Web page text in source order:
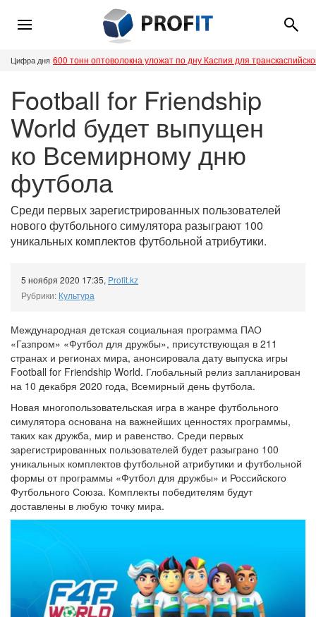
Цифра дня 600 тонн оптоволокна уложат по дну Каспия для
Football for Friendship
World будет выпущен
ко Всемирному дню
футбола
Среди первых зарегистрированных пользователей
нового футбольного симулятора разыграют 100
уникальных комплектов футбольной атрибутики.
5 ноября 2020 17:35, Profit.kz
Рубрики: Культура
Международная детская социальная программа ПАО
«Газпром» «Футбол для дружбы», присутствующая в 211
странах и регионах мира, анонсировала дату выпуска игры
Football for Friendship World. Глобальный релиз запланирован
на 10 декабря 2020 года, Всемирный день футбола.
Новая многопользовательская игра в жанре футбольного
симулятора основана на важнейших ценностях программы,
таких как дружба, мир и равенство. Среди первых
зарегистрированных пользователей будет разыграно 100
уникальных комплектов футбольной атрибутики и футбольной
формы от программы «Футбол для дружбы» и Российского
Футбольного Союза. Комплекты победителям будут
доставлены в любую точку мира.